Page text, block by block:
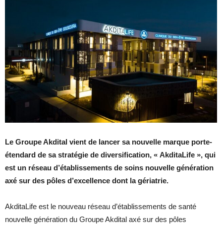
Le Groupe Akdital vient de lancer sa nouvelle marque porte-
étendard de sa stratégie de diversification, « AkditaLife », qui
est un réseau d’établissements de soins nouvelle génération
axé sur des pôles d’excellence dont la gériatrie.
AkditaLife est le nouveau réseau d’établissements de santé
nouvelle génération du Groupe Akdital axé sur des pôles